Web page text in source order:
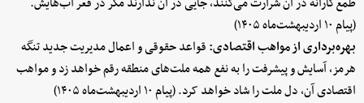
(پیام ۱۰ اردیبهشت‌ماه ۱۴۰۵)
بهره‌برداری از مواهب اقتصادی:قواعد حقوقی و اعمال مدیریت جدید تنگه
هرمز، آسایش و پیشرفت را به نفع همه‌ ملت‌های منطقه رقم خواهد زد و مواهب
اقتصادی آن، دل ملت را شاد خواهد کرد. (پیام ۱۰ اردیبهشت‌ماه ۱۴۰۵)